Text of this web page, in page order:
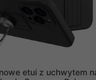
etui z uchwytem